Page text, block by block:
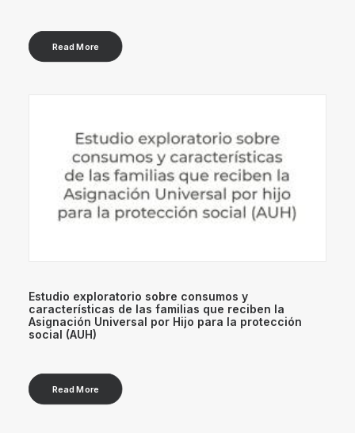
Read More
Estudio exploratorio sobre consumos y
características de las familias que reciben la
Asignación Universal por Hijo para la protección
social (AUH)
Read More